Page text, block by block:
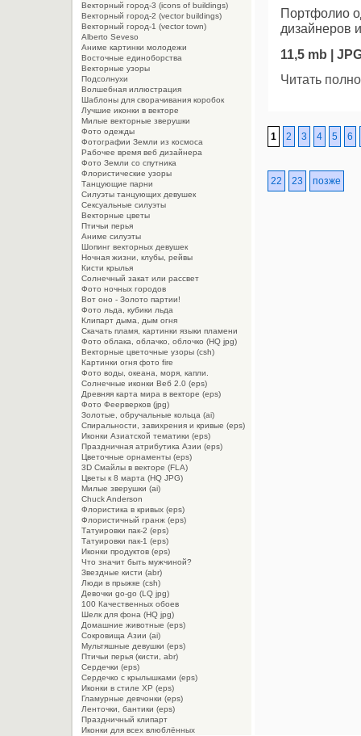
Портфолио
дизайнеров
11,5 mb |
Читать
1 2 3 4 5 6
22 23 позже
Векторный город-3 (icons of buildings)
Векторный город-2 (vector buildings)
Векторный город-1 (vector town)
Alberto Seveso
Aниме картинки молодежи
Восточные единоборства
Векторные узоры
Подсолнухи
Волшебная иллюстрация
Шаблоны для сворачивания коробок
Лучшие иконки в векторе
Милые векторные зверушки
Фото одежды
Фотографии Земли из космоса
Рабочее время веб дизайнера
Фото Земли со спутника
Флористические узоры
Танцующие парни
Силуэты танцующих девушек
Сексуальные силуэты
Векторные цветы
Птичьи перья
Аниме силуэты
Шопинг векторных девушек
Ночная жизни, клубы, рейвы
Кисти крылья
Солнечный закат или рассвет
Фото ночных городов
Вот оно - Золото партии!
Фото льда, кубики льда
Клипарт дыма, дым огня
Cкачать пламя, картинки языки пламени
Фото облака, облачко, облочко (HQ jpg)
Векторные цветочные узоры (csh)
Картинки огня фото fire
Фото воды, океана, моря, капли.
Солнечные иконки Веб 2.0 (eps)
Древняя карта мира в векторе (eps)
Фото Феерверков (jpg)
Золотые, обручальные кольца (ai)
Спиральности, завихрения и кривые (eps)
Иконки Азиатской тематики (eps)
Праздничная атрибутика Азии (eps)
Цветочные орнаменты (eps)
3D Смайлы в векторе (FLA)
Цветы к 8 марта (HQ JPG)
Милые зверушки (ai)
Chuck Anderson
Флористика в кривых (eps)
Флористичный гранж (eps)
Татуировки пак-2 (eps)
Татуировки пак-1 (eps)
Иконки продуктов (eps)
Что значит быть мужчиной?
Звездные кисти (abr)
Люди в прыжке (csh)
Девочки go-go (LQ jpg)
100 Качественных обоев
Шелк для фона (HQ jpg)
Домашние животные (eps)
Сокровища Азии (ai)
Мультяшные девушки (eps)
Птичьи перья (кисти, abr)
Сердечки (eps)
Сердечко с крылышками (eps)
Иконки в стиле XP (eps)
Гламурные девчонки (eps)
Ленточки, бантики (eps)
Праздничный клипарт
Иконки для всех влюблённых